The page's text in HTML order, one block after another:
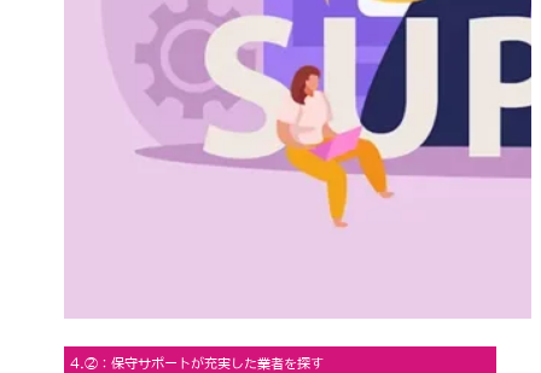
4.②：保守サポートが充実した業者を探す